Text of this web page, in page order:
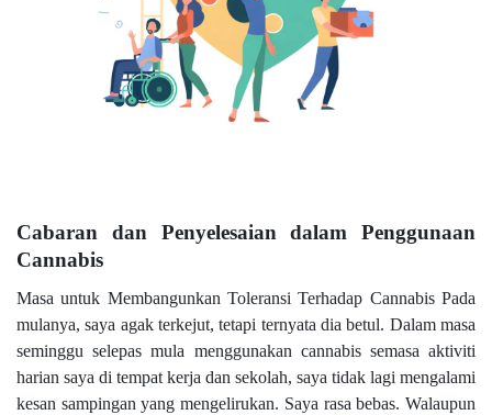
Cabaran dan Penyelesaian dalam Penggunaan
Cannabis
Masa untuk Membangunkan Toleransi Terhadap Cannabis Pada
mulanya, saya agak terkejut, tetapi ternyata dia betul. Dalam masa
seminggu selepas mula menggunakan cannabis semasa aktiviti
harian saya di tempat kerja dan sekolah, saya tidak lagi mengalami
kesan sampingan yang mengelirukan. Saya rasa bebas. Walaupun